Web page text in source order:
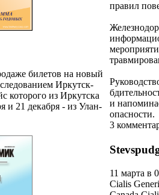
билетов на новый
Иркутск-
которого из Иркутска
и 21 декабря - из Улан-
правил
и
опасности.
3
11 марта в
Cialis